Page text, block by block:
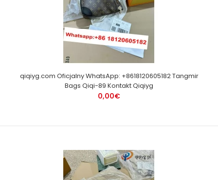
qiqiyg.com Oficjalny WhatsApp: +8618120605182 Tangmir
Bags Qiqi-89 Kontakt Qiqiyg
0,00€